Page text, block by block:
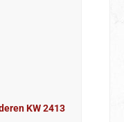
KW 2413